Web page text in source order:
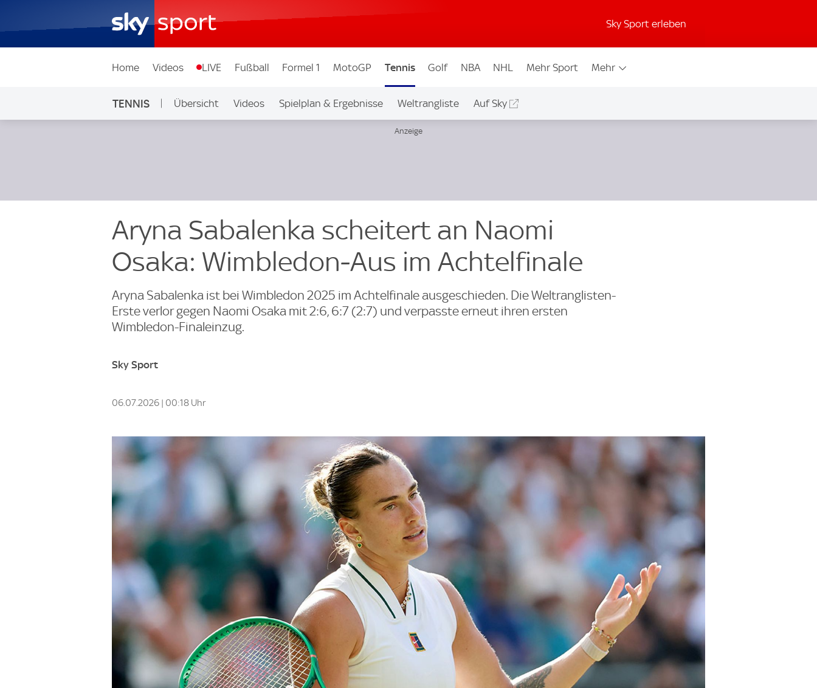
Sky Sport erleben
Home Videos LIVE Fußball Formel 1 MotoGP Tennis Golf NBA NHL Mehr Sport Mehr
TENNIS Übersicht Videos Spielplan & Ergebnisse Weltrangliste Auf Sky
Aryna Sabalenka scheitert an Naomi
Osaka: Wimbledon-Aus im Achtelfinale
Aryna Sabalenka ist bei Wimbledon 2025 im Achtelfinale ausgeschieden. Die Weltranglisten-
Erste verlor gegen Naomi Osaka mit 2:6, 6:7 (2:7) und verpasste erneut ihren ersten
Wimbledon-Finaleinzug.
Sky Sport
06.07.2026 | 00:18 Uhr